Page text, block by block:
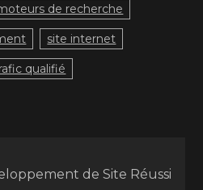
de recherche
site internet
qualifié
de Site Réussi